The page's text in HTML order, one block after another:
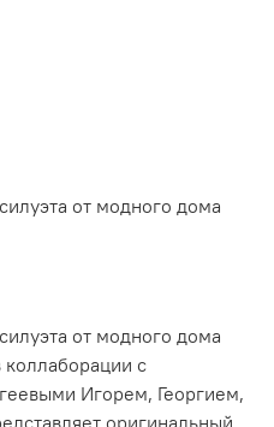
от модного дома
от модного дома
коллаборации с
Игорем, Георгием,
оригинальный